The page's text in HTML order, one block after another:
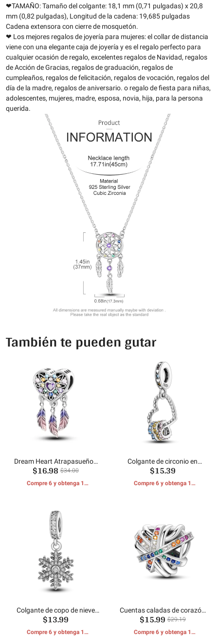
❤TAMAÑO: Tamaño del colgante: 18,1 mm (0,71 pulgadas) x 20,8
mm (0,82 pulgadas), Longitud de la cadena: 19,685 pulgadas
Cadena extensora con cierre de mosquetón.
❤ Los mejores regalos de joyería para mujeres: el collar de distancia
viene con una elegante caja de joyería y es el regalo perfecto para
cualquier ocasión de regalo, excelentes regalos de Navidad, regalos
de Acción de Gracias, regalos de graduación, regalos de
cumpleaños, regalos de felicitación, regalos de vocación, regalos del
día de la madre, regalos de aniversario. o regalo de fiesta para niñas,
adolescentes, mujeres, madre, esposa, novia, hija, para la persona
querida.
También te pueden gutar
Dream Heart Atrapasueños
Colgante
$16.98 $34.00
Compre 6 y obtenga 1
Colgante de circonio en
forma de corazón
$15.39
Compre 6 y obtenga 1
Colgante de copo de nieve
con incrustaciones de circón
$13.99
Compre 6 y obtenga 1
Cuentas caladas de corazón
chispeante
$15.99 $29.19
Compre 6 y obtenga 1